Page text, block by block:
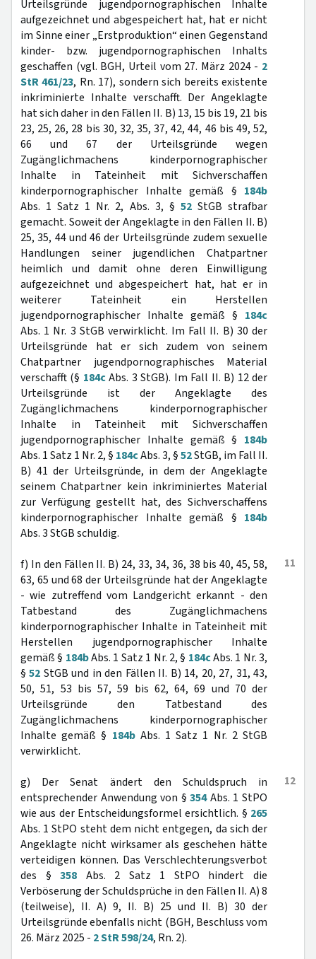
Urteilsgründe jugendpornographischen Inhalte
aufgezeichnet und abgespeichert hat, hat er nicht
im Sinne einer „Erstproduktion“ einen Gegenstand
kinder- bzw. jugendpornographischen Inhalts
geschaffen (vgl. BGH, Urteil vom 27. März 2024 - 2
StR 461/23, Rn. 17), sondern sich bereits existente
inkriminierte Inhalte verschafft. Der Angeklagte
hat sich daher in den Fällen II. B) 13, 15 bis 19, 21 bis
23, 25, 26, 28 bis 30, 32, 35, 37, 42, 44, 46 bis 49, 52,
66 und 67 der Urteilsgründe wegen
Zugänglichmachens kinderpornographischer
Inhalte in Tateinheit mit Sichverschaffen
kinderpornographischer Inhalte gemäß § 184b
Abs. 1 Satz 1 Nr. 2, Abs. 3, § 52StGB strafbar
gemacht. Soweit der Angeklagte in den Fällen II. B)
25, 35, 44 und 46 der Urteilsgründe zudem sexuelle
Handlungen seiner jugendlichen Chatpartner
heimlich und damit ohne deren Einwilligung
aufgezeichnet und abgespeichert hat, hat er in
weiterer Tateinheit ein Herstellen
jugendpornographischer Inhalte gemäß § 184c
Abs. 1 Nr. 3 StGB verwirklicht. Im Fall II. B) 30 der
Urteilsgründe hat er sich zudem von seinem
Chatpartner jugendpornographisches Material
verschafft (§ 184cAbs. 3 StGB). Im Fall II. B) 12 der
Urteilsgründe ist der Angeklagte des
Zugänglichmachens kinderpornographischer
Inhalte in Tateinheit mit Sichverschaffen
jugendpornographischer Inhalte gemäß § 184b
Abs. 1 Satz 1 Nr. 2, § 184cAbs. 3, §52StGB, im Fall II.
B) 41 der Urteilsgründe, in dem der Angeklagte
seinem Chatpartner kein inkriminiertes Material
zur Verfügung gestellt hat, des Sichverschaffens
kinderpornographischer Inhalte gemäß § 184b
Abs. 3 StGB schuldig.
11
f) In den Fällen II. B) 24, 33, 34, 36, 38 bis 40, 45, 58,
63, 65 und 68 der Urteilsgründe hat der Angeklagte
- wie zutreffend vom Landgericht erkannt - den
Tatbestand des Zugänglichmachens
kinderpornographischer Inhalte in Tateinheit mit
Herstellen jugendpornographischer Inhalte
gemäß § 184bAbs. 1 Satz 1 Nr. 2, § 184cAbs. 1 Nr. 3,
§52 StGB und in den Fällen II. B) 14, 20, 27, 31, 43,
50, 51, 53 bis 57, 59 bis 62, 64, 69 und 70 der
Urteilsgründe den Tatbestand des
Zugänglichmachens kinderpornographischer
Inhalte gemäß § 184bAbs. 1 Satz 1 Nr. 2 StGB
verwirklicht.
12
g) Der Senat ändert den Schuldspruch in
entsprechender Anwendung von §354Abs. 1 StPO
wie aus der Entscheidungsformel ersichtlich. § 265
Abs. 1 StPO steht dem nicht entgegen, da sich der
Angeklagte nicht wirksamer als geschehen hätte
verteidigen können. Das Verschlechterungsverbot
des §358 Abs. 2 Satz 1 StPO hindert die
Verböserung der Schuldsprüche in den Fällen II. A) 8
(teilweise), II. A) 9, II. B) 25 und II. B) 30 der
Urteilsgründe ebenfalls nicht (BGH, Beschluss vom
26. März 2025 - 2 StR 598/24, Rn. 2).